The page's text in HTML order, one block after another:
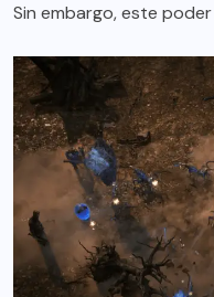
Sin embargo, este